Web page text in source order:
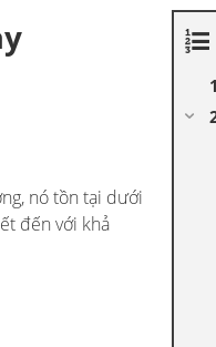
nó tồn tại dưới
đến với khả